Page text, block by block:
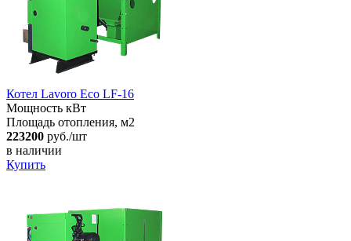
Котел Lavoro Eco LF-16
Мощность кВт
Площадь отопления, м2
223200 руб./шт
в наличии
Купить